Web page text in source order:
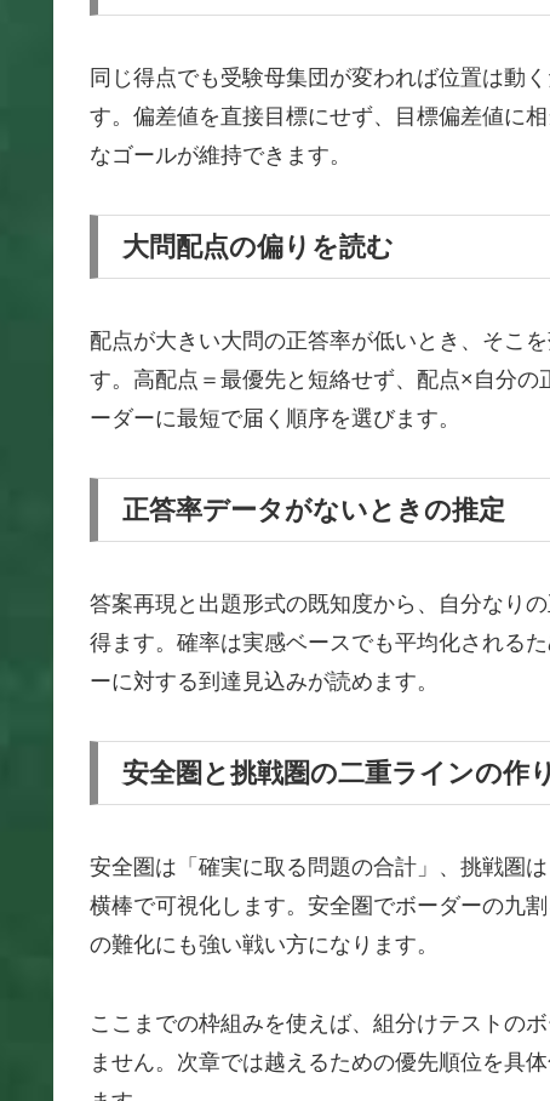
同じ得点でも受験母集団が変われば位置は動
す。偏差値を直接目標にせず、目標偏差値に
なゴールが維持できます。
大問配点の偏りを読む
配点が大きい大問の正答率が低いとき、そこ
す。高配点＝最優先と短絡せず、配点×自分
ーダーに最短で届く順序を選びます。
正答率データがないときの推定
答案再現と出題形式の既知度から、自分なり
得ます。確率は実感ベースでも平均化される
ーに対する到達見込みが読めます。
安全圏と挑戦圏の二重ラインの作
安全圏は「確実に取る問題の合計」、挑戦圏
横棒で可視化します。安全圏でボーダーの九
の難化にも強い戦い方になります。
ここまでの枠組みを使えば、組分けテストの
ません。次章では越えるための優先順位を具